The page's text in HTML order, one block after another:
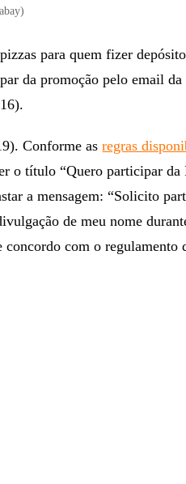
para quem fizer
da promoção pelo email da
Conforme asregras
o título “Quero participar da
a mensagem: “Solicito
de meu nome
com o regulamento